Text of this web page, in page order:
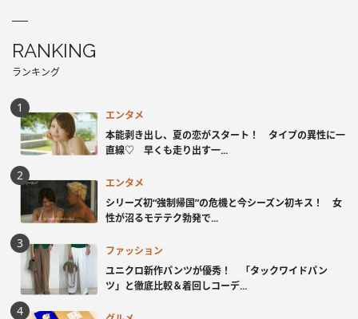
RANKING
ランキング
エンタメ
本能剥き出し、夏の恋がスタート！ タイプの異性に一
直線♡ 早くも走り出す一...
エンタメ
シリーズ初“強制帰国”の危機と今シーズン初キス！ 女
性が沼るモテテク勃発で...
ファッション
ユニクロ新作パンツが優秀！ 「タックワイドパン
ツ」と徹底比較＆着回しコーデ...